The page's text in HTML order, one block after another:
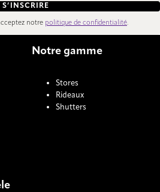
S’INSCRIRE
notre politique de confidentialité.
Notre gamme
Stores
Rideaux
Shutters